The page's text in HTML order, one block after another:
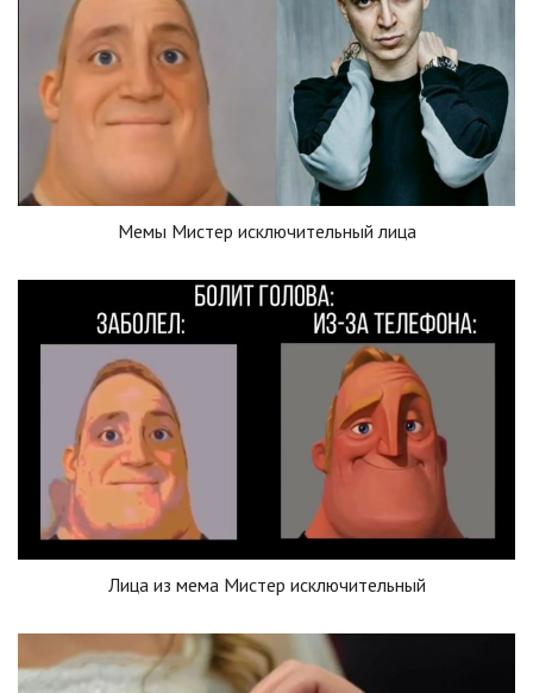
Мемы Мистер исключительный лица
Лица из мема Мистер исключительный